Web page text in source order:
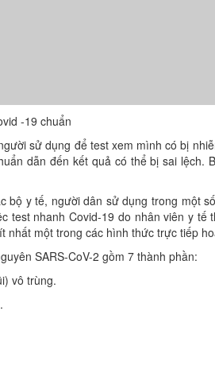
-19 chuẩn
sử dụng để test xem mình có bị
dẫn đến kết quả có thể bị sai lệch.
bộ y tế, người dân sử dụng trong một
test nhanh Covid-19 do nhân viên y
nhất một trong các hình thức trực tiếp
SARS-CoV-2 gồm 7 thành phần:
vô trùng.